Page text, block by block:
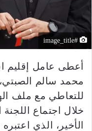
#image_title
أعطى عامل إقليم
محمد سالم الصبتي،
للتعاطي مع ملف
خلال اجتماع اللجنة
الأخير، الذي